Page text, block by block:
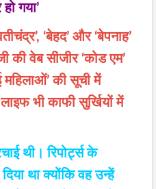
गया’
‘बेहद’ और ‘बेपनाह’
वेब सीजीर ‘कोड एम’
की सूची में
भी काफी सुर्खियों में
थी। रिपोर्ट्स के
था क्योंकि वह उन्हें